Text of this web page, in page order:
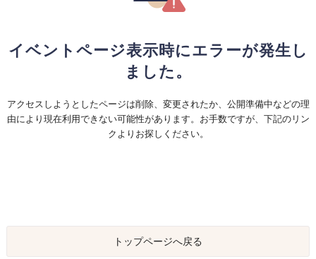
イベントページ表示時にエラーが発生し
ました。
アクセスしようとしたページは削除、変更されたか、公開準備中などの理
由により現在利用できない可能性があります。お手数ですが、下記のリン
クよりお探しください。
トップページへ戻る